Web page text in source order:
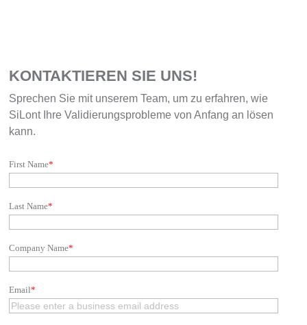
KONTAKTIEREN SIE UNS!
Sprechen Sie mit unserem Team, um zu erfahren, wie
SiLont Ihre Validierungsprobleme von Anfang an lösen
kann.
First Name*
Last Name*
Company Name*
Email*